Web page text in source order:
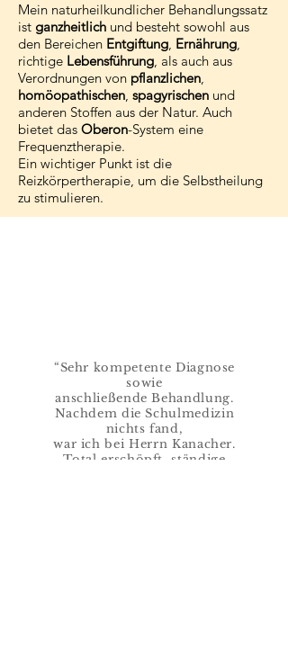
Mein naturheilkundlicher Behandlungssatz
ist ganzheitlich und besteht sowohl aus
den Bereichen Entgiftung, Ernährung,
richtige Lebensführung, als auch aus
Verordnungen von pflanzlichen,
homöopathischen, spagyrischen und
anderen Stoffen aus der Natur. Auch
bietet das Oberon-System eine
Frequenztherapie.
Ein wichtiger Punkt ist die
Reizkörpertherapie, um die Selbstheilung
zu stimulieren.
“Sehr kompetente Diagnose
sowie
anschließende Behandlung.
Nachdem die Schulmedizin
nichts fand,
war ich bei Herrn Kanacher.
Total erschöpft, ständige